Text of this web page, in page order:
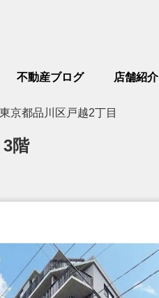
不動産ブログ 店舗紹介
東京都品川区戸越2丁目
階